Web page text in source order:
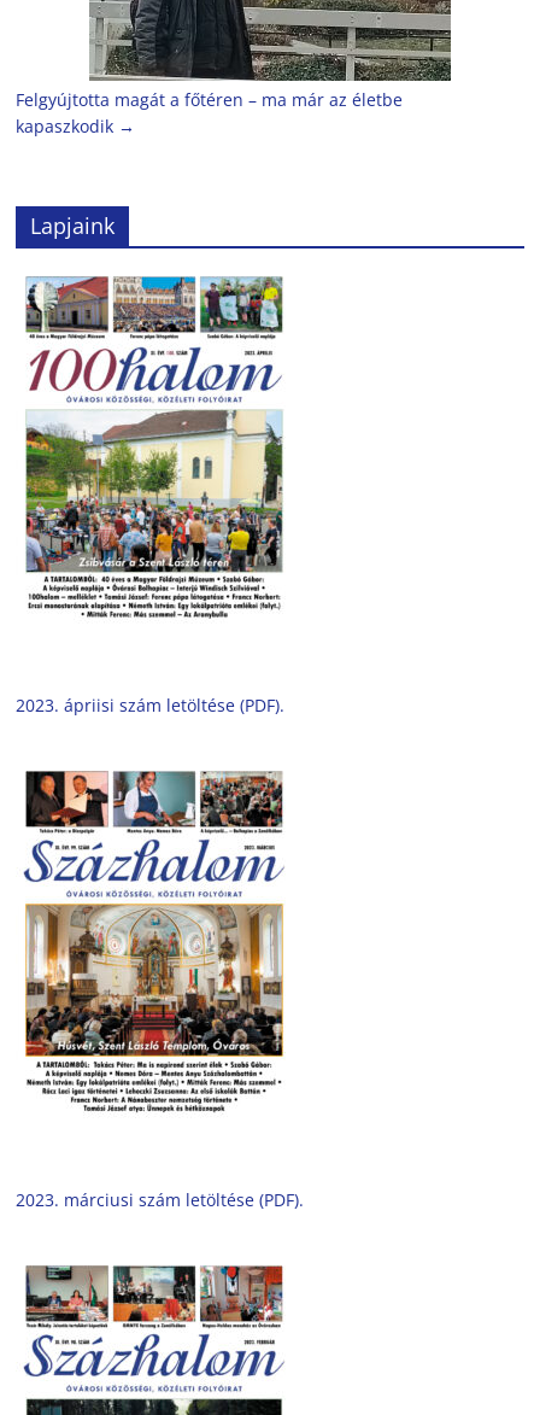
Felgyújtotta magát a főtéren – ma már az életbe
kapaszkodik →
Lapjaink
2023. ápriisi szám letöltése (PDF).
2023. márciusi szám letöltése (PDF).